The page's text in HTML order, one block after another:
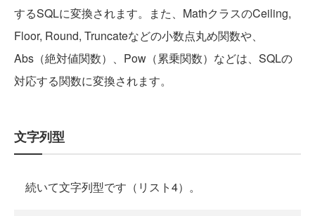
するSQLに変換されます。また、MathクラスのCeiling,
Floor, Round, Truncateなどの小数点丸め関数や、
Abs（絶対値関数）、Pow（累乗関数）などは、SQLの
対応する関数に変換されます。
文字列型
続いて文字列型です（リスト4）。